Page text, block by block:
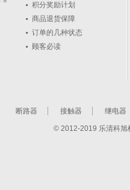
积分奖励计划
商品退货保障
订单的几种状态
顾客必读
断路器 接触器 继电器
© 2012-2019 乐清科旭